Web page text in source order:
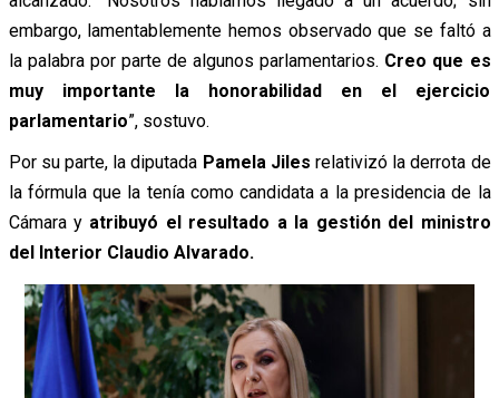
embargo, lamentablemente hemos observado que se faltó a
la palabra por parte de algunos parlamentarios. Creo que es
muy importante la honorabilidad en el ejercicio
parlamentario”, sostuvo.
Por su parte, la diputada Pamela Jiles relativizó la derrota de
la fórmula que la tenía como candidata a la presidencia de la
Cámara yatribuyó el resultado a la gestión del ministro
del Interior Claudio Alvarado.